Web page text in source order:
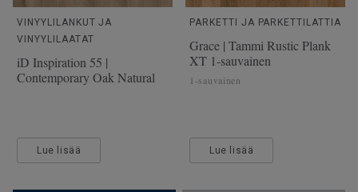
VINYYLILANKUT JA
VINYYLILAATAT
iD Inspiration 55 |
Contemporary Oak Natural
Lue lisää
PARKETTI JA PARKETTILATTIA
Grace | Tammi Rustic Plank
XT 1-sauvainen
1-sauvainen
Lue lisää